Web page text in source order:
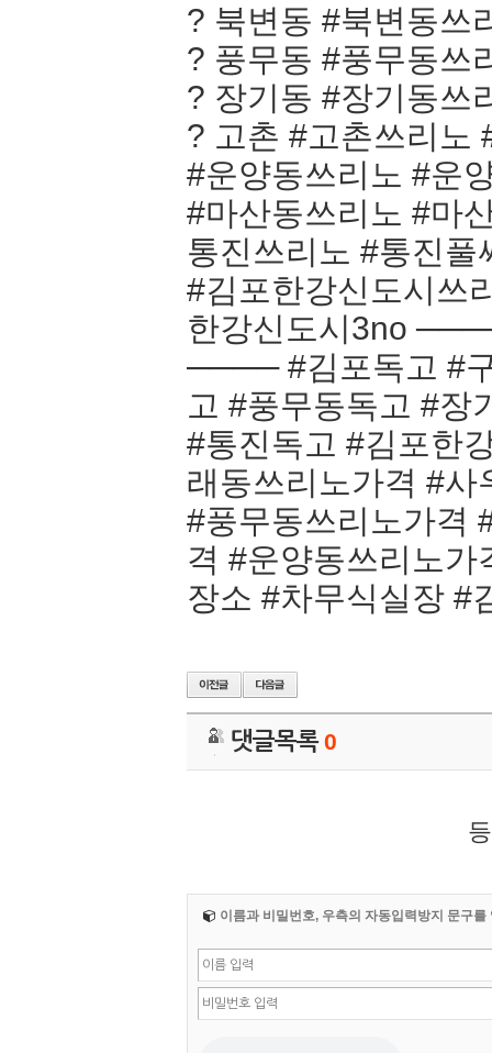
? 북변동 #북변동쓰
? 풍무동 #풍무동쓰
? 장기동 #장기동쓰
? 고촌 #고촌쓰리노
#운양동쓰리노 #운
#마산동쓰리노 #마
통진쓰리노 #통진
#김포한강신도시쓰
한강신도시3no
──── #김포독고 #
고 #풍무동독고 #장
#통진독고 #김포한
래동쓰리노가격 #사
#풍무동쓰리노가격
격 #운양동쓰리노
장소 #차무식실장 #
댓글목록0
이름과 비밀번호, 우측의 자동입력방지 문구를